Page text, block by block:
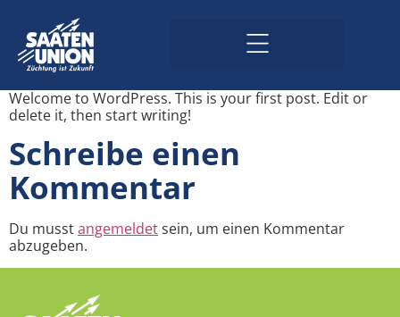
Welcome to WordPress. This is your first post. Edit or
delete it, then start writing!
Schreibe einen
Kommentar
Du musstangemeldetsein, um einen Kommentar
abzugeben.